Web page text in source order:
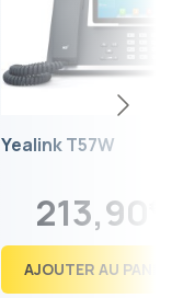
Yealink T57W
213,90
256,68
AJOUTER AU